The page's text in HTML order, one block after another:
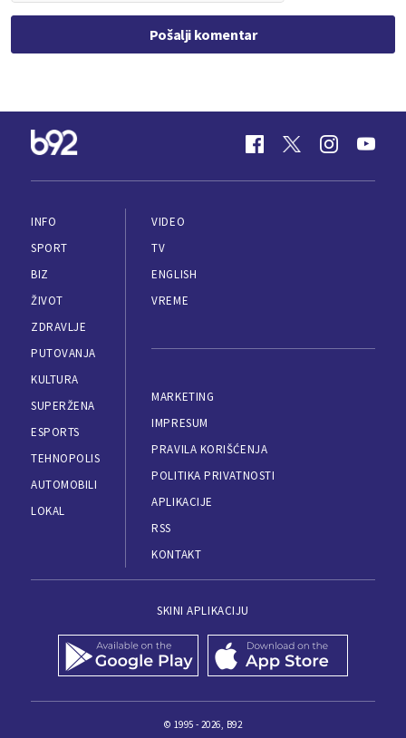
Pošalji komentar
INFO
SPORT
BIZ
ŽIVOT
ZDRAVLJE
PUTOVANJA
KULTURA
SUPERŽENA
ESPORTS
TEHNOPOLIS
AUTOMOBILI
LOKAL
VIDEO
TV
ENGLISH
VREME
MARKETING
IMPRESUM
PRAVILA KORIŠĆENJA
POLITIKA PRIVATNOSTI
APLIKACIJE
RSS
KONTAKT
SKINI APLIKACIJU
© 1995 - 2026, B92